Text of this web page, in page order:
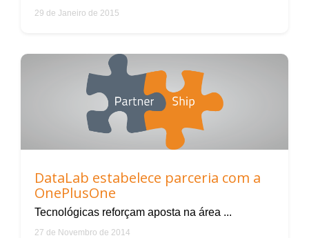
29 de Janeiro de 2015
DataLab estabelece parceria com a
OnePlusOne
Tecnológicas reforçam aposta na área ...
27 de Novembro de 2014